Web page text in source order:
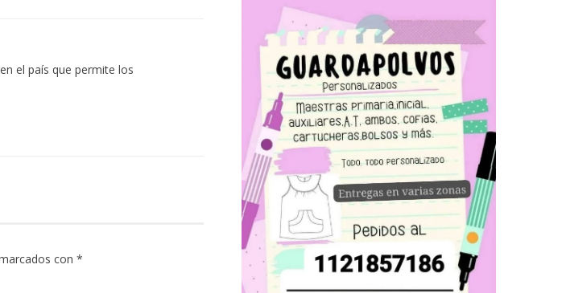
el país que permite los
con *